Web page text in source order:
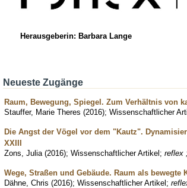
Herausgeberin: Barbara Lange
Neueste Zugänge
Raum, Bewegung, Spiegel. Zum Verhältnis von
Stauffer, Marie Theres (2016); Wissenschaftlicher
Die Angst der Vögel vor dem "Kautz".
XXIII
Zons, Julia (2016); Wissenschaftlicher Artikel; reflex
Wege, Straßen und Gebäude. Raum als bewegte
Dähne, Chris (2016); Wissenschaftlicher Artikel;